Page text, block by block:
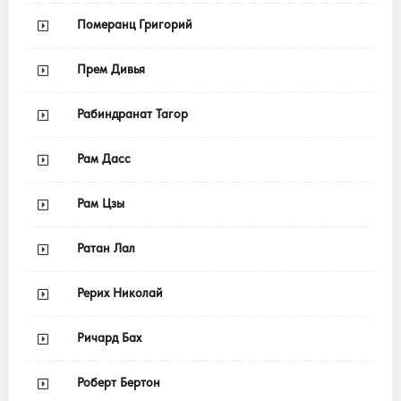
Померанц Григорий
Прем Дивья
Рабиндранат Тагор
Рам Дасс
Рам Цзы
Ратан Лал
Рерих Николай
Ричард Бах
Роберт Бертон